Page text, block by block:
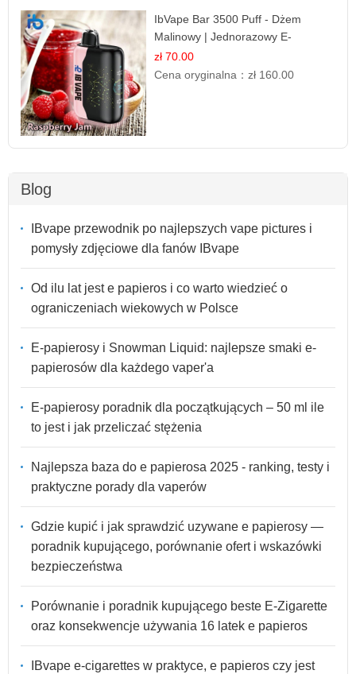
IbVape Bar 3500 Puff - Dżem
Malinowy | Jednorazowy E-
papieros
zł 70.00
Cena oryginalna：zł 160.00
Blog
IBvape przewodnik po najlepszych vape pictures i
pomysły zdjęciowe dla fanów IBvape
Od ilu lat jest e papieros i co warto wiedzieć o
ograniczeniach wiekowych w Polsce
E-papierosy i Snowman Liquid: najlepsze smaki e-
papierosów dla każdego vaper'a
E-papierosy poradnik dla początkujących – 50 ml ile
to jest i jak przeliczać stężenia
Najlepsza baza do e papierosa 2025 - ranking, testy i
praktyczne porady dla vaperów
Gdzie kupić i jak sprawdzić uzywane e papierosy —
poradnik kupującego, porównanie ofert i wskazówki
bezpieczeństwa
Porównanie i poradnik kupującego beste E-Zigarette
oraz konsekwencje używania 16 latek e papieros
IBvape e-cigarettes w praktyce, e papieros czy jest